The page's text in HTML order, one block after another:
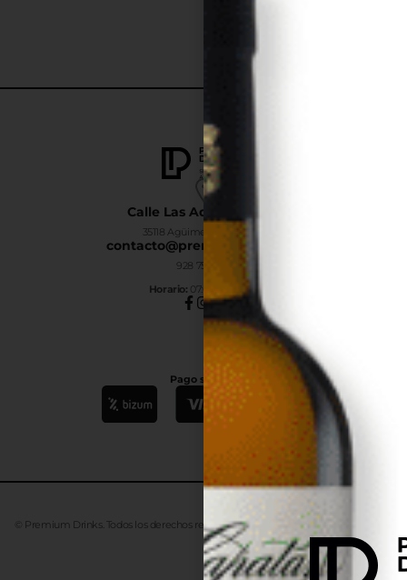
Calle Las Adelfas Nº6-B
35118 Agüimes, Las Palmas
contacto@premiumdrinks.es
928 754 363
Horario: 07:00h a 15:00h
Pago seguro
© Premium Drinks. Todos los derechos reservados. Desarrollado Advanze